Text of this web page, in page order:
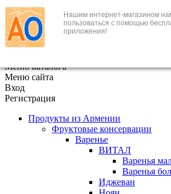
Нашим интернет-магазином
пользоваться с помощью
приложения!
+7 (495) 646-888-1
В корзине
Меню каталога
Меню сайта
Вход
Регистрация
Продукты из Армении
Фруктовые консервации
Варенье
ВИТАЛ
Варенья
Варенья
Иджеван